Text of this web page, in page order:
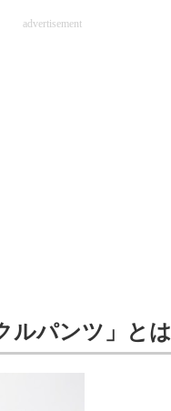
advertisement
ルパンツ」とは